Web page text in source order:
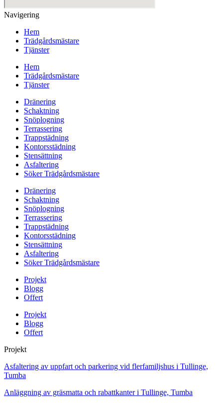
Navigering
Hem
Trädgårdsmästare
Tjänster
Hem
Trädgårdsmästare
Tjänster
Dränering
Schaktning
Snöplogning
Terrassering
Trappstädning
Kontorsstädning
Stensättning
Asfaltering
Söker Trädgårdsmästare
Dränering
Schaktning
Snöplogning
Terrassering
Trappstädning
Kontorsstädning
Stensättning
Asfaltering
Söker Trädgårdsmästare
Projekt
Blogg
Offert
Projekt
Blogg
Offert
Projekt
Asfaltering av uppfart och parkering vid flerfamiljshus i Tullinge,
Tumba
Anläggning av gräsmatta och rabattkanter i Tullinge, Tumba